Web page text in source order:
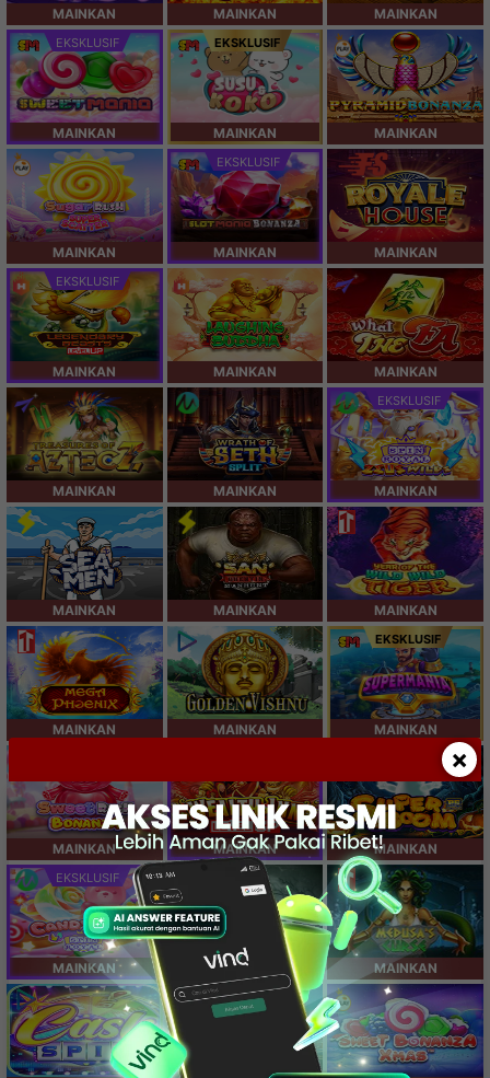
×
MAINKAN MAINKAN MAINKAN
EKSKLUSIF
MAINKAN
EKSKLUSIF
MAINKAN MAINKAN
MAINKAN
EKSKLUSIF
MAINKAN MAINKAN
EKSKLUSIF
MAINKAN MAINKAN MAINKAN
MAINKAN MAINKAN
EKSKLUSIF
MAINKAN
MAINKAN MAINKAN MAINKAN
MAINKAN MAINKAN
EKSKLUSIF
MAINKAN
MAINKAN MAINKAN MAINKAN
EKSKLUSIF
MAINKAN MAINKAN MAINKAN